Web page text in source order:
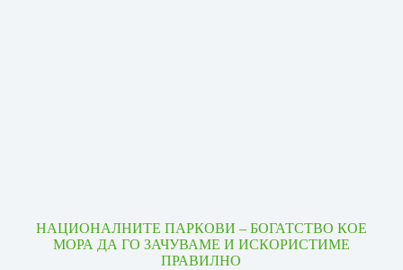
НАЦИОНАЛНИТЕ ПАРКОВИ – БОГАТСТВО КОЕ
МОРА ДА ГО ЗАЧУВАМЕ И ИСКОРИСТИМЕ
ПРАВИЛНО